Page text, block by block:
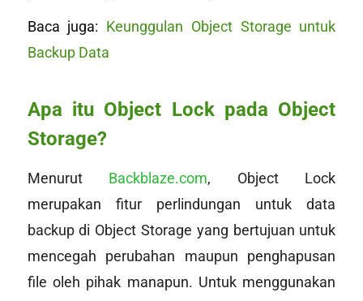
Baca juga: Keunggulan Object Storage untuk
Backup Data
Apa itu Object Lock pada Object
Storage?
Menurut Backblaze.com, Object Lock
merupakan fitur perlindungan untuk data
backup di Object Storage yang bertujuan untuk
mencegah perubahan maupun penghapusan
file oleh pihak manapun. Untuk menggunakan